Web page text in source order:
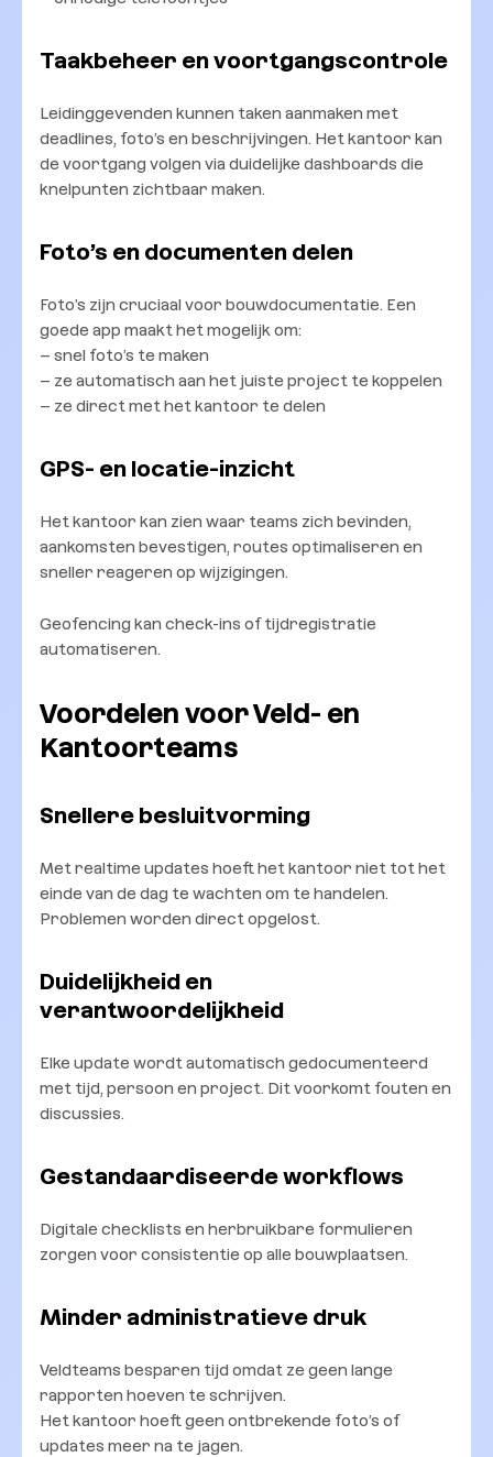
Taakbeheer en voortgangscontrole
Leidinggevenden kunnen taken aanmaken met
deadlines, foto’s en beschrijvingen. Het kantoor kan
de voortgang volgen via duidelijke dashboards die
knelpunten zichtbaar maken.
Foto’s en documenten delen
Foto’s zijn cruciaal voor bouwdocumentatie. Een
goede app maakt het mogelijk om:
– snel foto’s te maken
– ze automatisch aan het juiste project te koppelen
– ze direct met het kantoor te delen
GPS- en locatie-inzicht
Het kantoor kan zien waar teams zich bevinden,
aankomsten bevestigen, routes optimaliseren en
sneller reageren op wijzigingen.
Geofencing kan check-ins of tijdregistratie
automatiseren.
Voordelen voor Veld- en
Kantoorteams
Snellere besluitvorming
Met realtime updates hoeft het kantoor niet tot het
einde van de dag te wachten om te handelen.
Problemen worden direct opgelost.
Duidelijkheid en
verantwoordelijkheid
Elke update wordt automatisch gedocumenteerd
met tijd, persoon en project. Dit voorkomt fouten en
discussies.
Gestandaardiseerde workflows
Digitale checklists en herbruikbare formulieren
zorgen voor consistentie op alle bouwplaatsen.
Minder administratieve druk
Veldteams besparen tijd omdat ze geen lange
rapporten hoeven te schrijven.
Het kantoor hoeft geen ontbrekende foto’s of
updates meer na te jagen.